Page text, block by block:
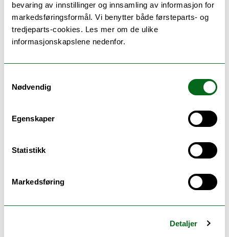
bevaring av innstillinger og innsamling av informasjon for
markedsføringsformål. Vi benytter både førsteparts- og
tredjeparts-cookies. Les mer om de ulike
informasjonskapslene nedenfor.
Nødvendig
Egenskaper
Statistikk
Markedsføring
Detaljer
etter kreklingen er tatt
bort. Derfor har vi nå
jordforbedrende midler,
forteller Gonzalez.